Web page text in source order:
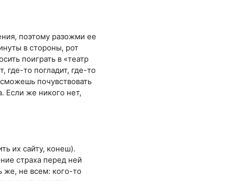
поэтому разожми ее
в стороны, рот
поиграть в «театр
где-то погладит, где-то
почувствовать
Если же никого нет,
их сайту, конеш).
страха перед ней
же, не всем: кого-то